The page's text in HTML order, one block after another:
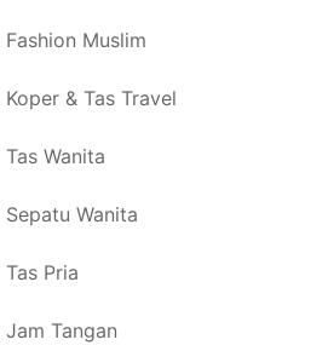
Fashion Muslim
Koper & Tas Travel
Tas Wanita
Sepatu Wanita
Tas Pria
Jam Tangan